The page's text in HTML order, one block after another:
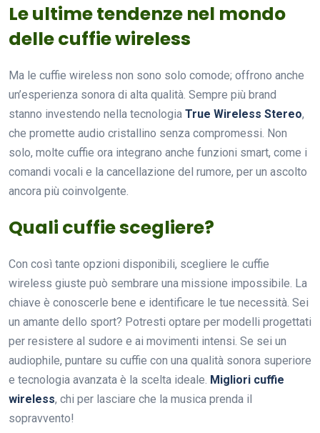
Le ultime tendenze nel mondo
delle cuffie wireless
Ma le cuffie wireless non sono solo comode; offrono anche
un’esperienza sonora di alta qualità. Sempre più brand
stanno investendo nella tecnologia True Wireless Stereo,
che promette audio cristallino senza compromessi. Non
solo, molte cuffie ora integrano anche funzioni smart, come i
comandi vocali e la cancellazione del rumore, per un ascolto
ancora più coinvolgente.
Quali cuffie scegliere?
Con così tante opzioni disponibili, scegliere le cuffie
wireless giuste può sembrare una missione impossibile. La
chiave è conoscerle bene e identificare le tue necessità. Sei
un amante dello sport? Potresti optare per modelli progettati
per resistere al sudore e ai movimenti intensi. Se sei un
audiophile, puntare su cuffie con una qualità sonora superiore
e tecnologia avanzata è la scelta ideale. Migliori cuffie
wireless, chi per lasciare che la musica prenda il
sopravvento!